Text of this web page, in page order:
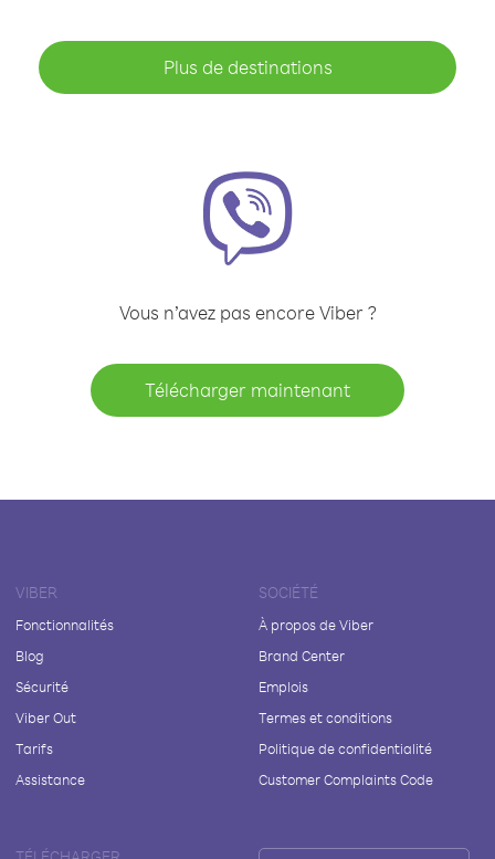
Plus de destinations
Vous n’avez pas encore Viber ?
Télécharger maintenant
VIBER
Fonctionnalités
Blog
Sécurité
Viber Out
Tarifs
Assistance
SOCIÉTÉ
À propos de Viber
Brand Center
Emplois
Termes et conditions
Politique de confidentialité
Customer Complaints Code